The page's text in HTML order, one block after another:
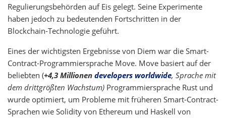
Regulierungsbehörden auf Eis gelegt. Seine Experimente
haben jedoch zu bedeutenden Fortschritten in der
Blockchain-Technologie geführt.
Eines der wichtigsten Ergebnisse von Diem war die Smart-
Contract-Programmiersprache Move. Move basiert auf der
beliebten (+4,3 Millionen developers worldwide, Sprache mit
dem drittgrößten Wachstum) Programmiersprache Rust und
wurde optimiert, um Probleme mit früheren Smart-Contract-
Sprachen wie Solidity von Ethereum und Haskell von